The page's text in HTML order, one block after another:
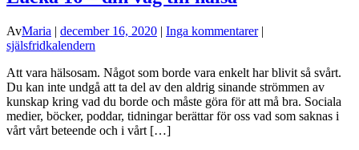
AvMaria | december 16, 2020 | Inga kommentarer|
själsfridkalendern
Att vara hälsosam. Något som borde vara enkelt har blivit så svårt.
Du kan inte undgå att ta del av den aldrig sinande strömmen av
kunskap kring vad du borde och måste göra för att må bra. Sociala
medier, böcker, poddar, tidningar berättar för oss vad som saknas i
vårt vårt beteende och i vårt […]